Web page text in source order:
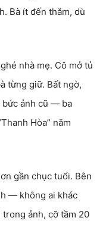
Bà ít đến thăm, dù
nhà mẹ. Cô mở tủ
từng giữ. Bất ngờ,
bức ảnh cũ — ba
Hòa” năm
gần chục tuổi. Bên
— không ai khác
ảnh, cỡ tầm 20